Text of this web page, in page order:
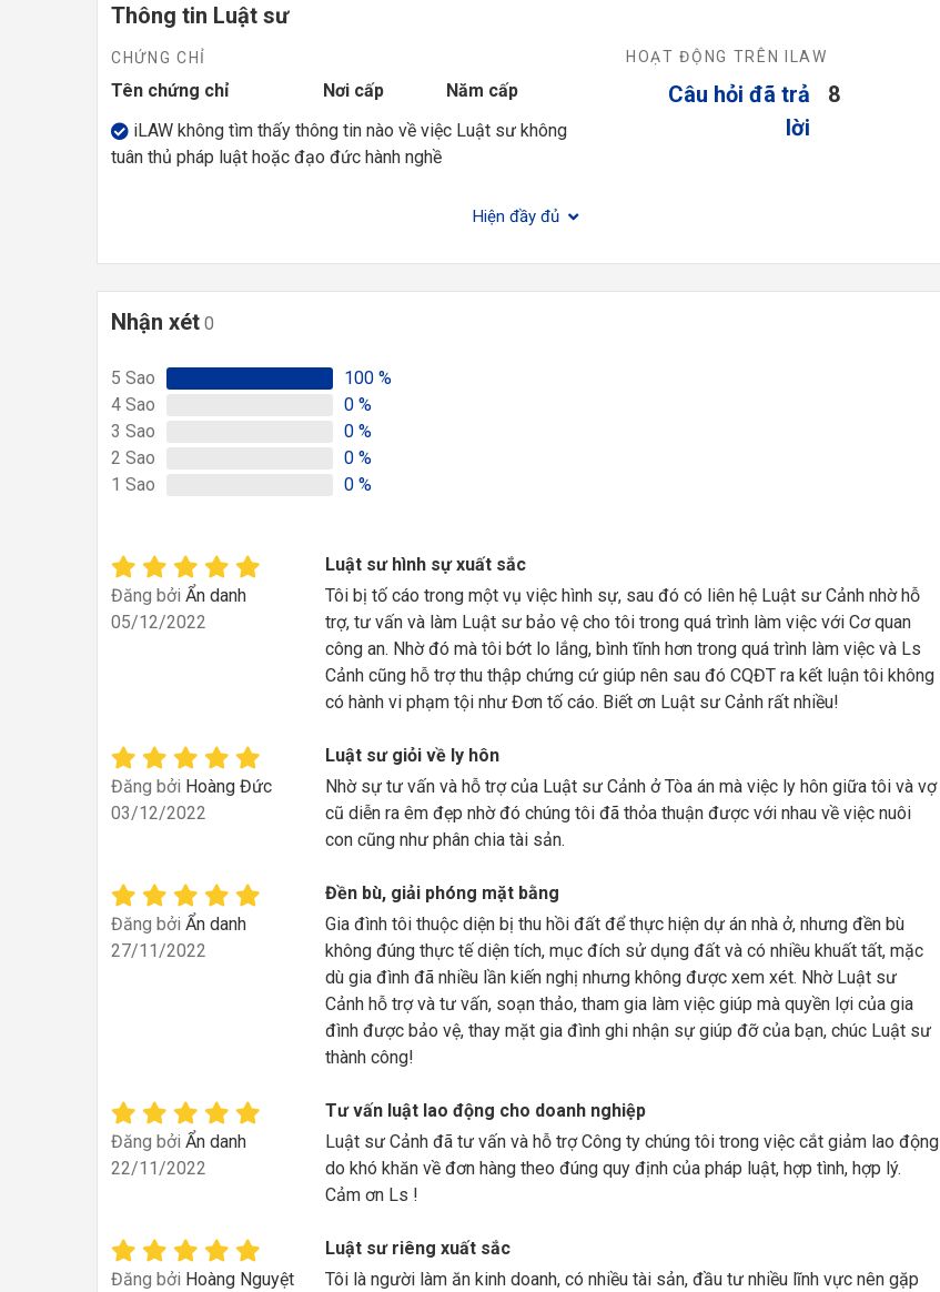
Thông tin Luật sư
CHỨNG CHỈ
Tên chứng chỉ Nơi cấp
Năm cấp
iLAW không tìm thấy thông tin nào về việc Luật sư không
tuân thủ pháp luật hoặc đạo đức hành nghề
HOẠT ĐỘNG TRÊN ILAW
Câu hỏi đã trả
lời
8
Hiện đầy đủ
Nhận xét 0
5 Sao 100 %
4 Sao 0 %
3 Sao 0 %
2 Sao 0 %
1 Sao 0 %
Luật sư hình sự xuất sắc
Đăng bởi Ẩn danh
05/12/2022
Tôi bị tố cáo trong một vụ việc hình sự, sau đó có liên hệ Luật sư Cảnh nhờ hỗ
trợ, tư vấn và làm Luật sư bảo vệ cho tôi trong quá trình làm việc với Cơ quan
công an. Nhờ đó mà tôi bớt lo lắng, bình tĩnh hơn trong quá trình làm việc và Ls
Cảnh cũng hỗ trợ thu thập chứng cứ giúp nên sau đó CQĐT ra kết luận tôi không
có hành vi phạm tội như Đơn tố cáo. Biết ơn Luật sư Cảnh rất nhiều!
Luật sư giỏi về ly hôn
Đăng bởi Hoàng Đức
03/12/2022
Nhờ sự tư vấn và hỗ trợ của Luật sư Cảnh ở Tòa án mà việc ly hôn giữa tôi và vợ
cũ diễn ra êm đẹp nhờ đó chúng tôi đã thỏa thuận được với nhau về việc nuôi
con cũng như phân chia tài sản.
Đền bù, giải phóng mặt bằng
Đăng bởi Ẩn danh
27/11/2022
Gia đình tôi thuộc diện bị thu hồi đất để thực hiện dự án nhà ở, nhưng đền bù
không đúng thực tế diện tích, mục đích sử dụng đất và có nhiều khuất tất, mặc
dù gia đình đã nhiều lần kiến nghị nhưng không được xem xét. Nhờ Luật sư
Cảnh hỗ trợ và tư vấn, soạn thảo, tham gia làm việc giúp mà quyền lợi của gia
đình được bảo vệ, thay mặt gia đình ghi nhận sự giúp đỡ của bạn, chúc Luật sư
thành công!
Tư vấn luật lao động cho doanh nghiệp
Đăng bởi Ẩn danh
22/11/2022
Luật sư Cảnh đã tư vấn và hỗ trợ Công ty chúng tôi trong việc cắt giảm lao động
do khó khăn về đơn hàng theo đúng quy định của pháp luật, hợp tình, hợp lý.
Cảm ơn Ls !
Luật sư riêng xuất sắc
Đăng bởi Hoàng Nguyệt
Tôi là người làm ăn kinh doanh, có nhiều tài sản, đầu tư nhiều lĩnh vực nên gặp